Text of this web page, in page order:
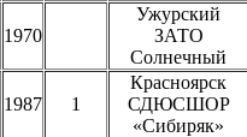
1970
Ужурский
ЗАТО
Солнечный
1987 1
Красноярск
СДЮСШОР
«Сибиряк»